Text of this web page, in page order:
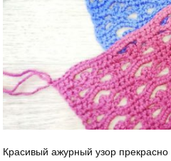
Красивый ажурный узор